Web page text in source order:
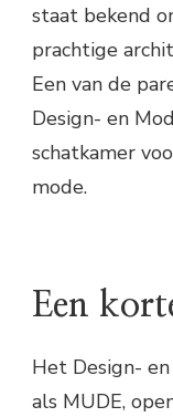
staat bekend
prachtige
Een van de
Design- en
schatkamer
mode.
Een
Het Design-
als MUDE,